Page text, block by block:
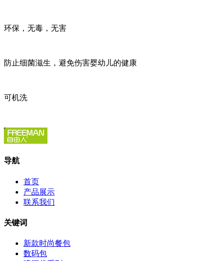
环保，无毒，无害
防止细菌滋生，避免伤害婴幼儿的健康
可机洗
导航
首页
产品展示
联系我们
关键词
新款时尚餐包
数码包